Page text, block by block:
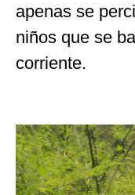
apenas se
niños que se
corriente.